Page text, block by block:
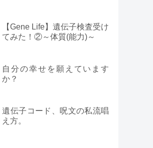
【Gene Life】遺伝子検査受け
てみた！②～体質(能力)～
自分の幸せを願えています
か？
遺伝子コード、呪文の私流唱
え方。